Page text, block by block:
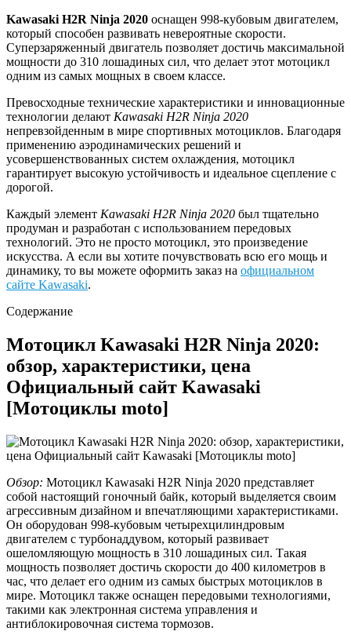
Kawasaki H2R Ninja 2020 оснащен 998-кубовым двигателем,
который способен развивать невероятные скорости.
Суперзаряженный двигатель позволяет достичь максимальной
мощности до 310 лошадиных сил, что делает этот мотоцикл
одним из самых мощных в своем классе.
Превосходные технические характеристики и инновационные
технологии делают Kawasaki H2R Ninja 2020
непревзойденным в мире спортивных мотоциклов. Благодаря
применению аэродинамических решений и
усовершенствованных систем охлаждения, мотоцикл
гарантирует высокую устойчивость и идеальное сцепление с
дорогой.
Каждый элемент Kawasaki H2R Ninja 2020 был тщательно
продуман и разработан с использованием передовых
технологий. Это не просто мотоцикл, это произведение
искусства. А если вы хотите почувствовать всю его мощь и
динамику, то вы можете оформить заказ на официальном
сайте Kawasaki.
Содержание
Мотоцикл Kawasaki H2R Ninja 2020:
обзор, характеристики, цена
Официальный сайт Kawasaki
[Мотоциклы moto]
Обзор: Мотоцикл Kawasaki H2R Ninja 2020 представляет
собой настоящий гоночный байк, который выделяется своим
агрессивным дизайном и впечатляющими характеристиками.
Он оборудован 998-кубовым четырехцилиндровым
двигателем с турбонаддувом, который развивает
ошеломляющую мощность в 310 лошадиных сил. Такая
мощность позволяет достичь скорости до 400 километров в
час, что делает его одним из самых быстрых мотоциклов в
мире. Мотоцикл также оснащен передовыми технологиями,
такими как электронная система управления и
антиблокировочная система тормозов.